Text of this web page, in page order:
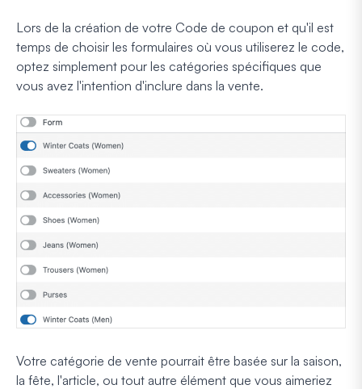
Lors de la création de votre Code de coupon et qu'il est
temps de choisir les formulaires où vous utiliserez le code,
optez simplement pour les catégories spécifiques que
vous avez l'intention d'inclure dans la vente.
Votre catégorie de vente pourrait être basée sur la saison,
la fête, l'article, ou tout autre élément que vous aimeriez